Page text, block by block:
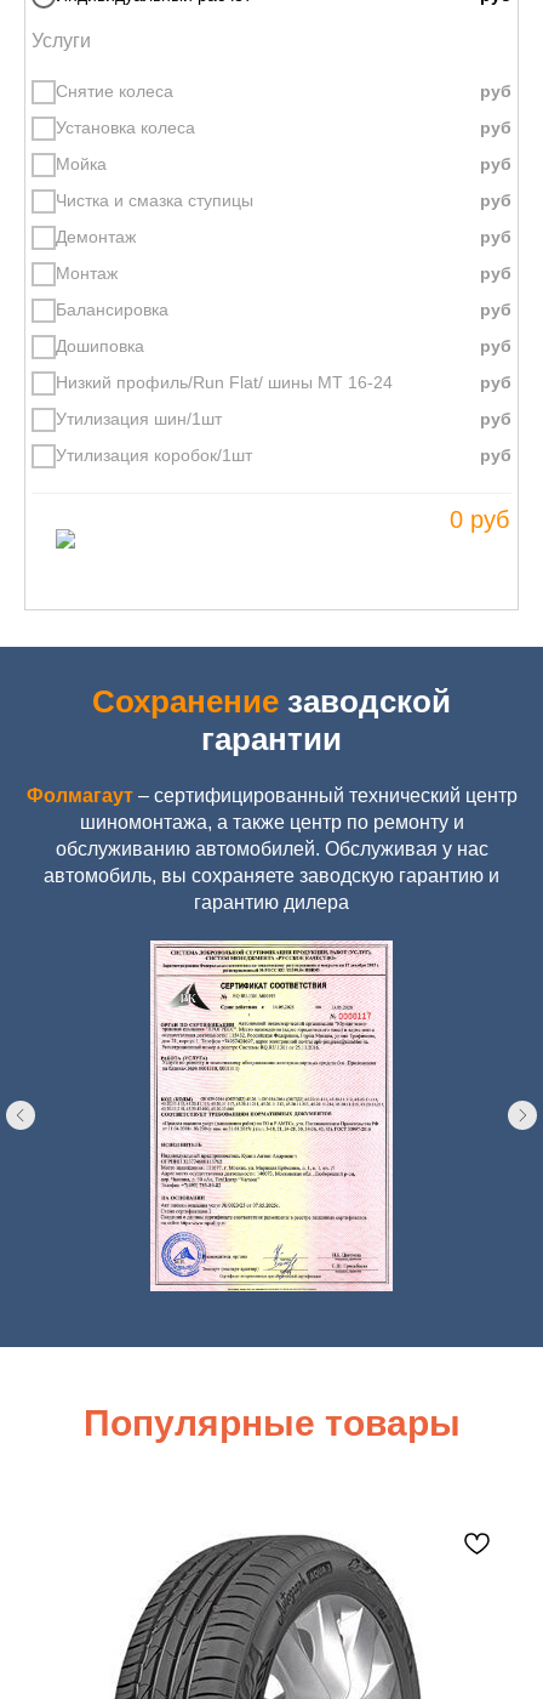
Услуги
Снятие колеса
Установка колеса
Мойка
Чистка и смазка ступицы
Демонтаж
Монтаж
Балансировка
Дошиповка
Низкий профиль/Run Flat/ шины МТ 16-24
Утилизация шин/1шт
Утилизация коробок/1шт
Сохранение заводской
гарантии
Фолмагаут – сертифицированный технический центр
шиномонтажа, а также центр по ремонту и
обслуживанию автомобилей. Обслуживая у нас
автомобиль, вы сохраняете заводскую гарантию и
гарантию дилера
Популярные товары